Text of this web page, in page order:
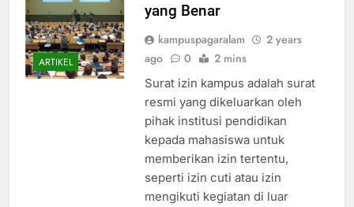
ARTIKEL
yang Benar
kampuspagaralam
2 years
ago
0 2 mins
Surat izin kampus adalah surat
resmi yang dikeluarkan oleh
pihak institusi pendidikan
kepada mahasiswa untuk
memberikan izin tertentu,
seperti izin cuti atau izin
mengikuti kegiatan di luar